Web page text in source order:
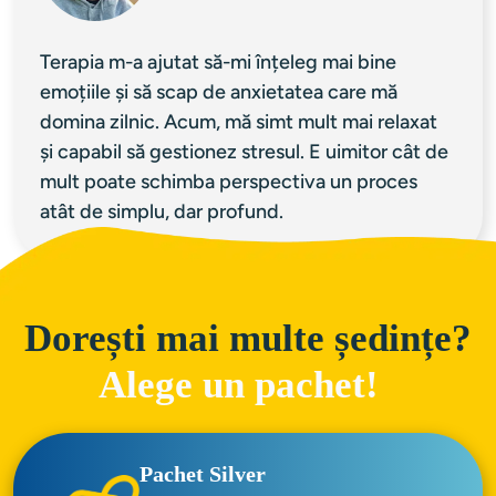
Terapia m-a ajutat să-mi înțeleg mai bine
emoțiile și să scap de anxietatea care mă
domina zilnic. Acum, mă simt mult mai relaxat
și capabil să gestionez stresul. E uimitor cât de
mult poate schimba perspectiva un proces
atât de simplu, dar profund.
Dorești mai multe ședințe?
Alege un pachet!
Pachet Silver